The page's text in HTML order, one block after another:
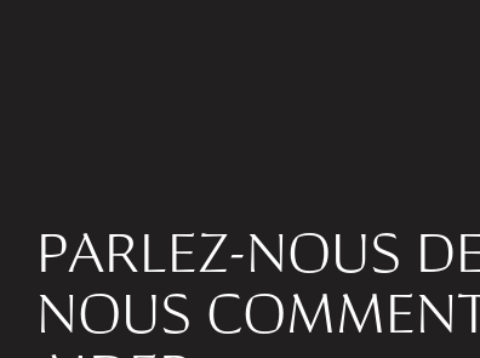
PARLEZ-NOUS
NOUS